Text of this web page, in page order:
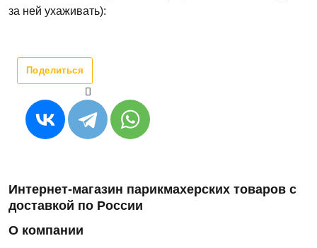
за ней ухаживать):
Поделиться
Интернет-магазин парикмахерских товаров с
доставкой по России
О компании